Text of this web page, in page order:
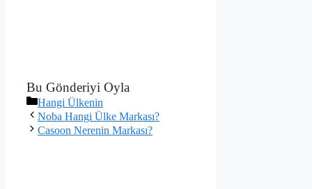
Bu Gönderiyi Oyla
Kategoriler
Hangi Ülkenin
Noba Hangi Ülke Markası?
Casoon Nerenin Markası?